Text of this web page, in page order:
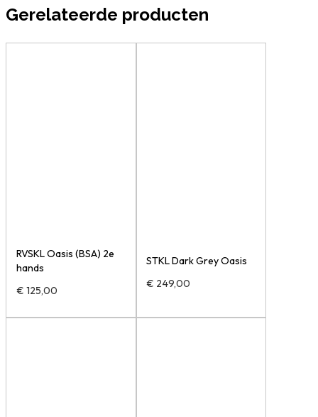
Gerelateerde producten
RVSKL Oasis (BSA) 2e
hands
€ 125,00
STKL Dark Grey Oasis
€ 249,00